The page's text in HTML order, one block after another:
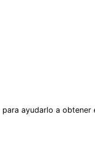
ayudarlo a